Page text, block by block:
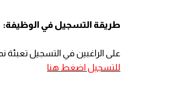
طريقة التسجيل في الوظيفة:
على الراغبين في التسجيل تعبئة
للتسجيل اضغط هنا